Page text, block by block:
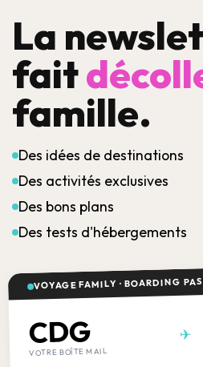
La
fait
famille.
Des idées de destinations
Des activités exclusives
Des bons plans
Des tests d'hébergements
VOYAGE FAMILY · BOARDING
CDG
VOTRE BOÎTE MAIL
✈